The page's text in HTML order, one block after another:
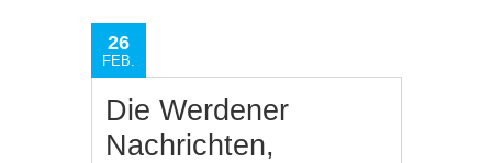
26
FEB.
Die Werdener
Nachrichten,